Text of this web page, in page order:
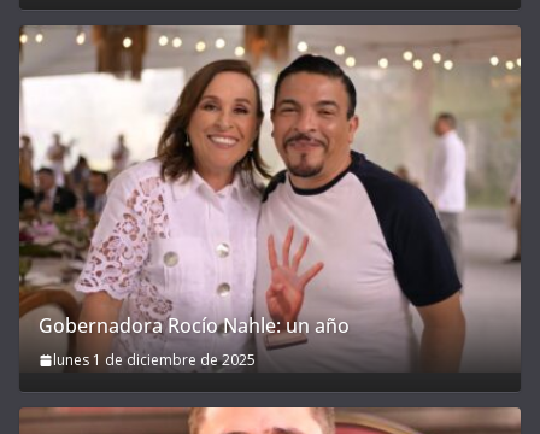
Gobernadora Rocío Nahle: un año
lunes 1 de diciembre de 2025